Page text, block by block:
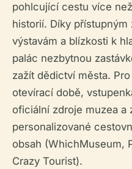
pohlcující cestu více
historií. Díky přístupným
výstavám a blízkosti k
palác nezbytnou
zažít dědictví města.
otevírací době,
oficiální zdroje muzea a
personalizované
obsah (WhichMuseum,
Crazy Tourist).